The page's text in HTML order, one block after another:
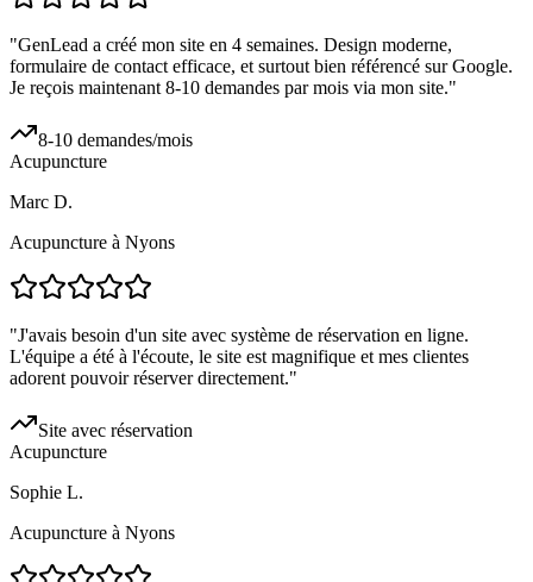
"GenLead a créé mon site en 4 semaines. Design moderne,
formulaire de contact efficace, et surtout bien référencé sur Google.
Je reçois maintenant 8-10 demandes par mois via mon site."
8-10 demandes/mois
Acupuncture
Marc D.
Acupuncture à Nyons
"J'avais besoin d'un site avec système de réservation en ligne.
L'équipe a été à l'écoute, le site est magnifique et mes clientes
adorent pouvoir réserver directement."
Site avec réservation
Acupuncture
Sophie L.
Acupuncture à Nyons